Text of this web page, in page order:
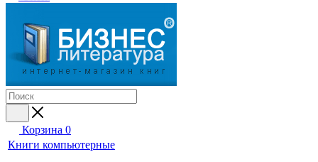
Корзина 0
Книги компьютерные